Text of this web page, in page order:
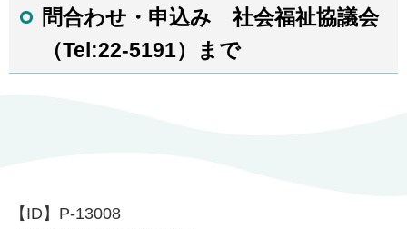
問合わせ・申込み 社会福祉協議会
（Tel:22-5191）まで
【ID】 P-13008